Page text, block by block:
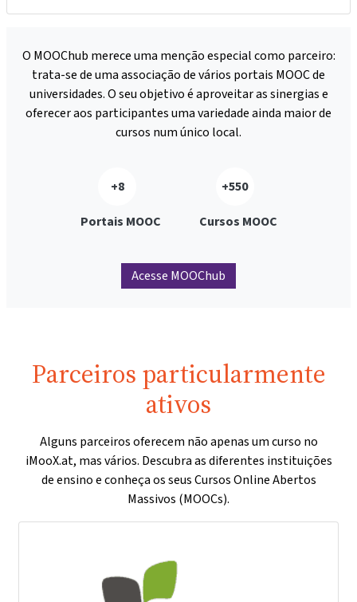
O MOOChub merece uma menção especial como parceiro:
trata-se de uma associação de vários portais MOOC de
universidades. O seu objetivo é aproveitar as sinergias e
oferecer aos participantes uma variedade ainda maior de
cursos num único local.
+8
Portais MOOC
+550
Cursos MOOC
Acesse MOOChub
Parceiros particularmente
ativos
Alguns parceiros oferecem não apenas um curso no
iMooX.at, mas vários. Descubra as diferentes instituições
de ensino e conheça os seus Cursos Online Abertos
Massivos (MOOCs).